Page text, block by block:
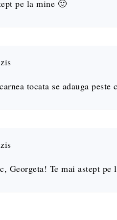
pe la mine 🙂
tocata se adauga
Georgeta! Te mai astept pe